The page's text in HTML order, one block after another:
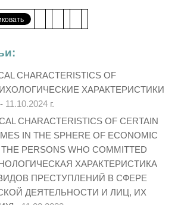
CHARACTERISTICS OF
ХАРАКТЕРИСТИКИ
11.10.2024 г.
CHARACTERISTICS OF CERTAIN
IN THE SPHERE OF ECONOMIC
PERSONS WHO COMMITTED
ХАРАКТЕРИСТИКА
ПРЕСТУПЛЕНИЙ В СФЕРЕ
ДЕЯТЕЛЬНОСТИ И ЛИЦ, ИХ